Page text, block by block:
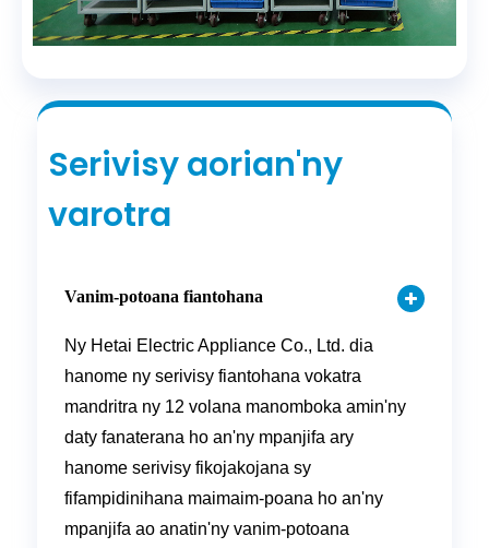
Serivisy aorian'ny
varotra
Vanim-potoana fiantohana
Ny Hetai Electric Appliance Co., Ltd. dia
hanome ny serivisy fiantohana vokatra
mandritra ny 12 volana manomboka amin'ny
daty fanaterana ho an'ny mpanjifa ary
hanome serivisy fikojakojana sy
fifampidinihana maimaim-poana ho an'ny
mpanjifa ao anatin'ny vanim-potoana